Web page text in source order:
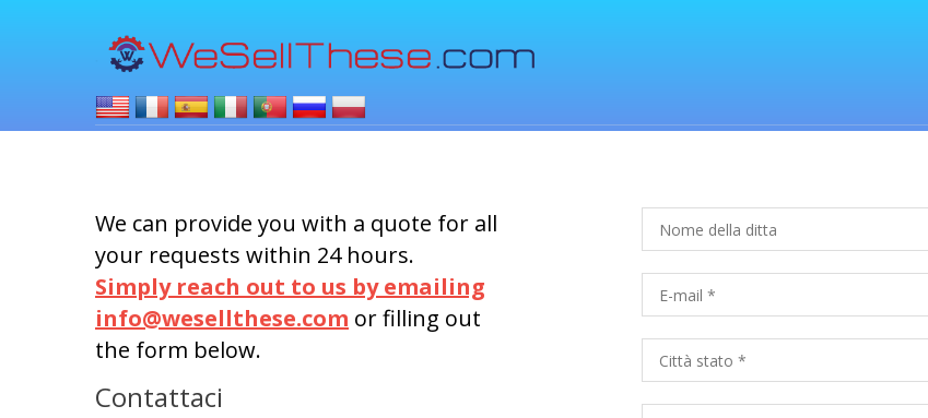
We can provide you with a quote for all
your requests within 24 hours.
Simply reach out to us by emailing
info@wesellthese.com or filling out
the form below.
Contattaci